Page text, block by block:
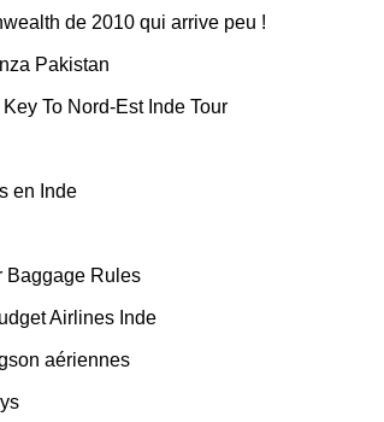
de 2010 qui arrive peu !
Pakistan
To Nord-Est Inde Tour
en Inde
Baggage Rules
Airlines Inde
aériennes